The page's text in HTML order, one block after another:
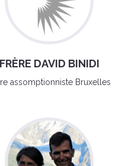
FRÈRE DAVID BINIDI
assomptionniste Bruxelles